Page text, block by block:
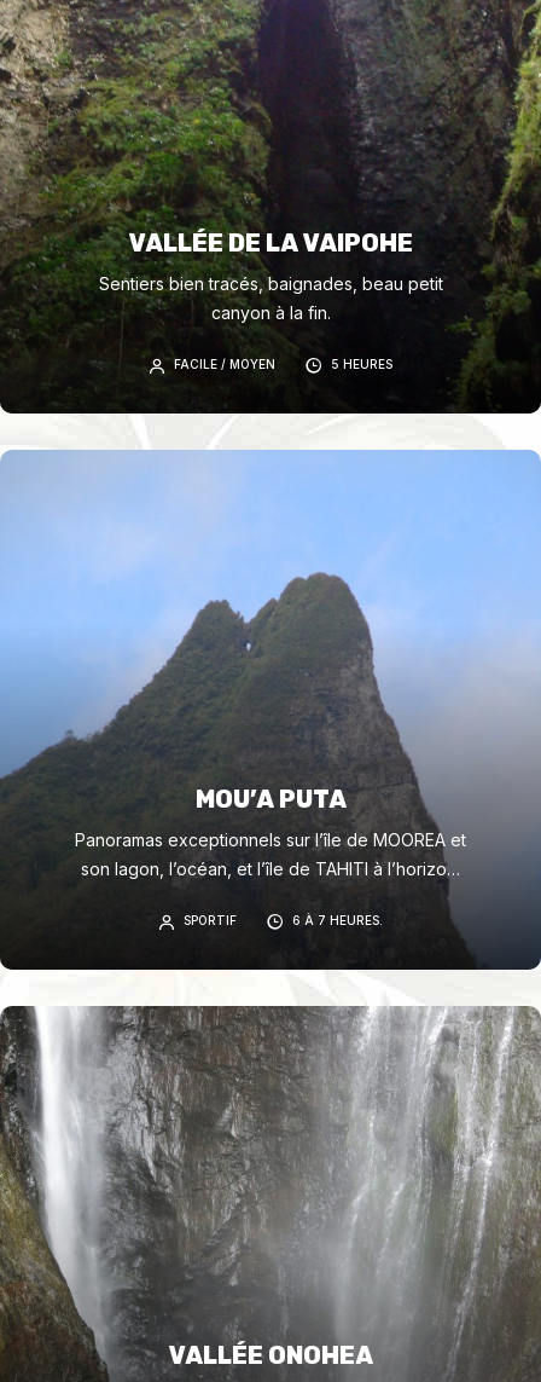
VALLÉE DE LA VAIPOHE
Sentiers bien tracés, baignades, beau petit
canyon à la fin.
FACILE / MOYEN 5 HEURES
MOU’A PUTA
Panoramas exceptionnels sur l’île de MOOREA et
son lagon, l’océan, et l’île de TAHITI à l’horizon.
SPORTIF 6 À 7 HEURES.
VALLÉE ONOHEA